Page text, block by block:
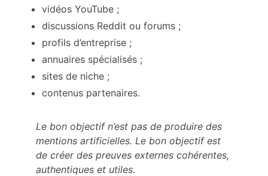
vidéos YouTube ;
discussions Reddit ou forums ;
profils d’entreprise ;
annuaires spécialisés ;
sites de niche ;
contenus partenaires.
Le bon objectif n’est pas de produire des
mentions artificielles. Le bon objectif est
de créer des preuves externes cohérentes,
authentiques et utiles.